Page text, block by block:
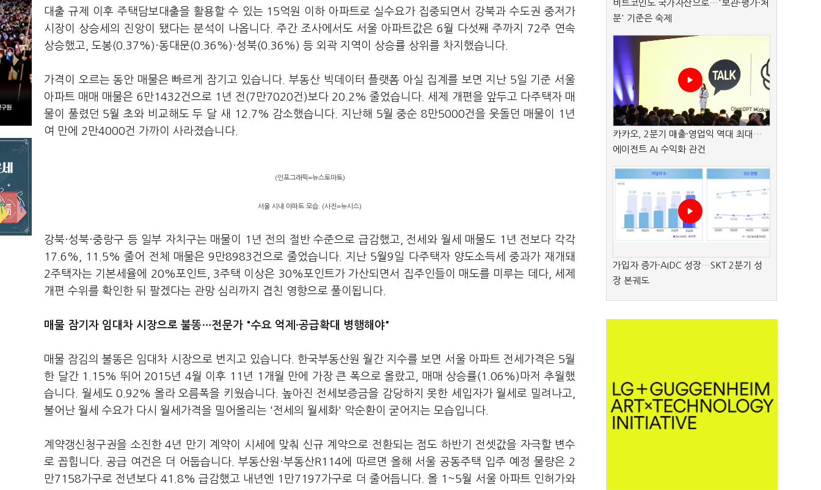
대출 규제 이후 주택담보대출을 활용할 수 있는 15억원 이하 아파트로 실수요가 집중되면서 강북과 수도권 중저가
시장이 상승세의 진앙이 됐다는 분석이 나옵니다. 주간 조사에서도 서울 아파트값은 6월 다섯째 주까지 72주 연속
상승했고, 도봉(0.37%)·동대문(0.36%)·성북(0.36%) 등 외곽 지역이 상승률 상위를 차지했습니다.
가격이 오르는 동안 매물은 빠르게 잠기고 있습니다. 부동산 빅데이터 플랫폼 아실 집계를 보면 지난 5일 기준 서울
아파트 매매 매물은 6만1432건으로 1년 전(7만7020건)보다 20.2% 줄었습니다. 세제 개편을 앞두고 다주택자 매
물이 풀렸던 5월 초와 비교해도 두 달 새 12.7% 감소했습니다. 지난해 5월 중순 8만5000건을 웃돌던 매물이 1년
여 만에 2만4000건 가까이 사라졌습니다.
(인포그래픽=뉴스토마토)
서울 시내 아파트 모습. (사진=뉴시스)
강북·성북·중랑구 등 일부 자치구는 매물이 1년 전의 절반 수준으로 급감했고, 전세와 월세 매물도 1년 전보다 각각
17.6%, 11.5% 줄어 전체 매물은 9만8983건으로 줄었습니다. 지난 5월9일 다주택자 양도소득세 중과가 재개돼
2주택자는 기본세율에 20%포인트, 3주택 이상은 30%포인트가 가산되면서 집주인들이 매도를 미루는 데다, 세제
개편 수위를 확인한 뒤 팔겠다는 관망 심리까지 겹친 영향으로 풀이됩니다.
매물 잠기자 임대차 시장으로 불똥…전문가 "수요 억제·공급확대 병행해야"
매물 잠김의 불똥은 임대차 시장으로 번지고 있습니다. 한국부동산원 월간 지수를 보면 서울 아파트 전세가격은 5월
한 달간 1.15% 뛰어 2015년 4월 이후 11년 1개월 만에 가장 큰 폭으로 올랐고, 매매 상승률(1.06%)마저 추월했
습니다. 월세도 0.92% 올라 오름폭을 키웠습니다. 높아진 전세보증금을 감당하지 못한 세입자가 월세로 밀려나고,
불어난 월세 수요가 다시 월세가격을 밀어올리는 '전세의 월세화' 악순환이 굳어지는 모습입니다.
계약갱신청구권을 소진한 4년 만기 계약이 시세에 맞춰 신규 계약으로 전환되는 점도 하반기 전셋값을 자극할 변수
로 꼽힙니다. 공급 여건은 더 어둡습니다. 부동산원·부동산R114에 따르면 올해 서울 공동주택 입주 예정 물량은 2
만7158가구로 전년보다 41.8% 급감했고 내년엔 1만7197가구로 더 줄어듭니다. 올 1~5월 서울 아파트 인허가와
비트코인도 국가자산으로…'보관·평가·처
분' 기준은 숙제
카카오, 2분기 매출·영업익 역대 최대…
에이전트 AI 수익화 관건
가입자 증가·AIDC 성장…SKT 2분기 성
장 본궤도